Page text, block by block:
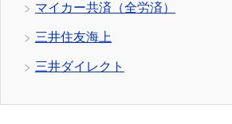
マイカー共済（全労済）
三井住友海上
三井ダイレクト